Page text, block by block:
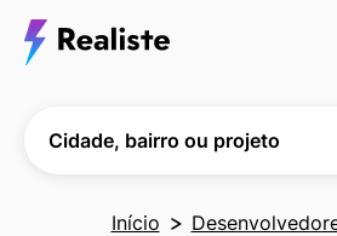
Cidade, bairro ou projeto
Início